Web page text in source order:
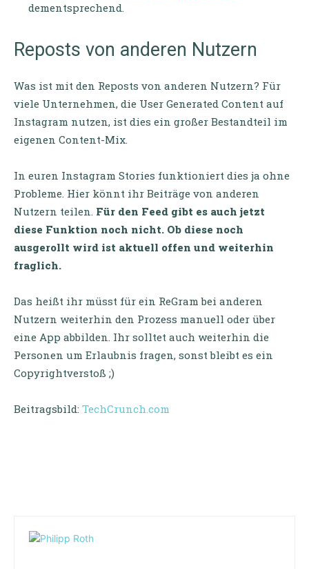
dementsprechend.
Reposts von anderen Nutzern
Was ist mit den Reposts von anderen Nutzern? Für
viele Unternehmen, die User Generated Content auf
Instagram nutzen, ist dies ein großer Bestandteil im
eigenen Content-Mix.
In euren Instagram Stories funktioniert dies ja ohne
Probleme. Hier könnt ihr Beiträge von anderen
Nutzern teilen. Für den Feed gibt es auch jetzt
diese Funktion noch nicht. Ob diese noch
ausgerollt wird ist aktuell offen und weiterhin
fraglich.
Das heißt ihr müsst für ein ReGram bei anderen
Nutzern weiterhin den Prozess manuell oder über
eine App abbilden. Ihr solltet auch weiterhin die
Personen um Erlaubnis fragen, sonst bleibt es ein
Copyrightverstoß ;)
Beitragsbild: TechCrunch.com